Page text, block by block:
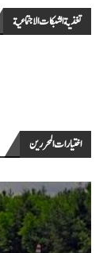
تغذية الشبكات الاجتماعية
اختيارات المحررين